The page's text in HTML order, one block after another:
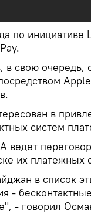
по инициативе
свою очередь,
в
систем
ведет
их платежных
в список
-
- говорил